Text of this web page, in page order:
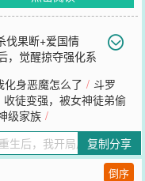
伐果断+爱国情
，觉醒掠夺强化系
我搓泥。”“天太冷了，快
身陪护、娱乐等等，样样
“老板，你干脆娶了我得
笑的说道：“想要嫁给
将校花搂入怀中……从此，
界的生活中，过上了没羞
化身恶魔怎么了 / 斗罗
收徒变强，被女神徒弟偷
级家族 /
复制分享
倒序